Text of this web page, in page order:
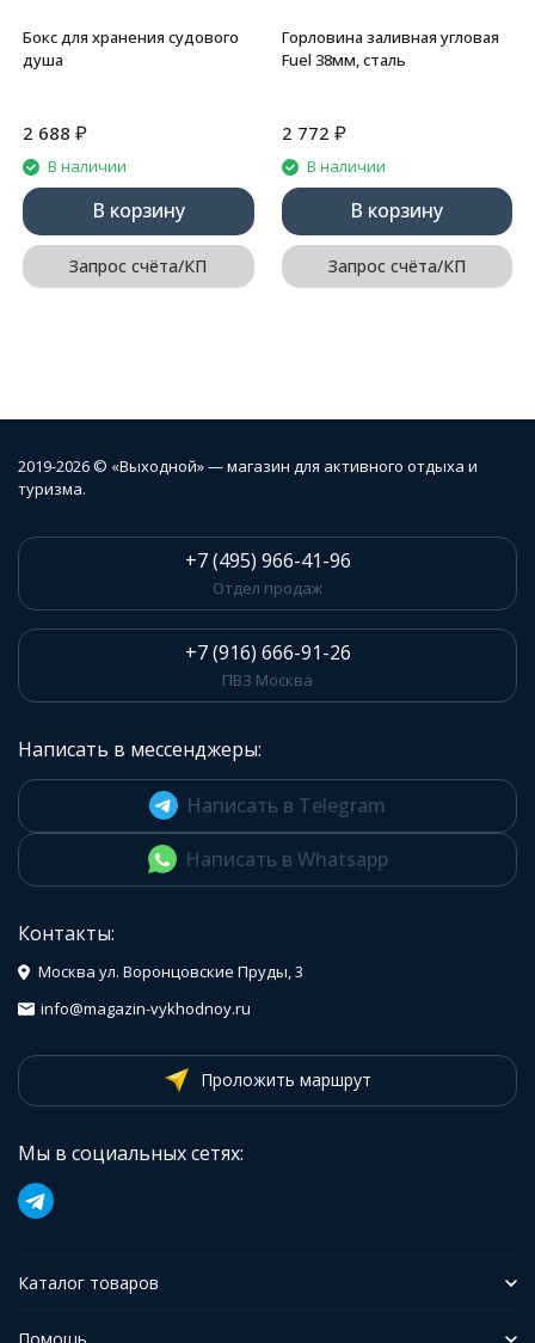
Бокс для хранения судового
душа
2 688 ₽
В наличии
В корзину
Запрос счёта/КП
Горловина заливная угловая
Fuel 38мм, сталь
2 772 ₽
В наличии
В корзину
Запрос счёта/КП
2019-2026 © «Выходной» — магазин для активного отдыха и
туризма.
+7 (495) 966-41-96
Отдел продаж
+7 (916) 666-91-26
ПВЗ Москва
Написать в мессенджеры:
Написать в Telegram
Написать в Whatsapp
Контакты:
Москва ул. Воронцовские Пруды, 3
info@magazin-vykhodnoy.ru
Проложить маршрут
Мы в социальных сетях:
Каталог товаров